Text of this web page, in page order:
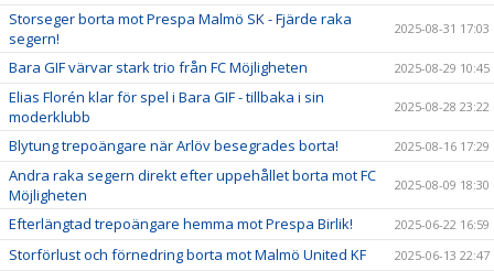
Storseger borta mot Prespa Malmö SK - Fjärde raka
segern!
2025-08-31 17:03
Bara GIF värvar stark trio från FC Möjligheten 2025-08-29 10:45
Elias Florén klar för spel i Bara GIF - tillbaka i sin
moderklubb
2025-08-28 23:22
Blytung trepoängare när Arlöv besegrades borta! 2025-08-16 17:29
Andra raka segern direkt efter uppehållet borta mot FC
Möjligheten
2025-08-09 18:30
Efterlängtad trepoängare hemma mot Prespa Birlik! 2025-06-22 16:59
Storförlust och förnedring borta mot Malmö United KF 2025-06-13 22:47